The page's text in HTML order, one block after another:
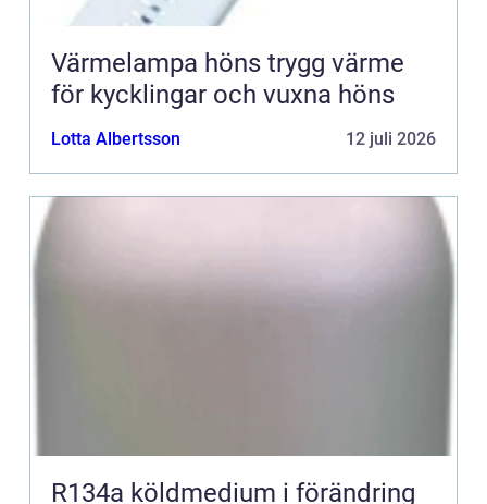
Värmelampa höns trygg värme
för kycklingar och vuxna höns
Lotta Albertsson 12 juli 2026
R134a köldmedium i förändring